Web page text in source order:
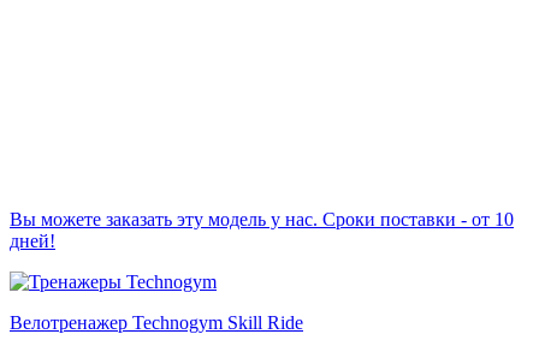
Вы можете заказать эту модель у нас. Сроки поставки - от 10
дней!
Велотренажер Technogym Skill Ride